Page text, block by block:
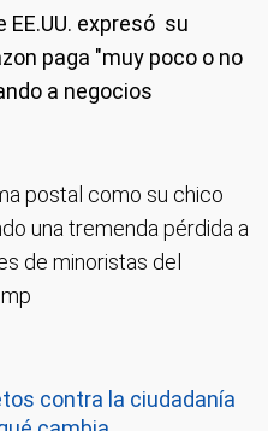
EE.UU. expresó su
paga "muy poco o no
a negocios
postal como su chico
una tremenda pérdida a
de minoristas del
contra la ciudadanía